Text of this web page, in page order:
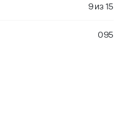
9из15
095